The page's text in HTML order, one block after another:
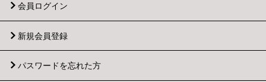
会員ログイン
新規会員登録
パスワードを忘れた方